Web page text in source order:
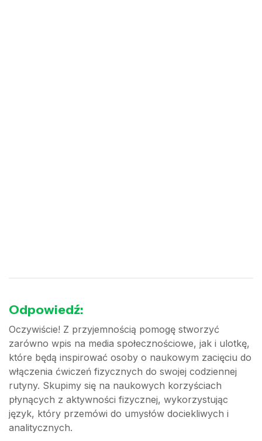
Odpowiedź:
Oczywiście! Z przyjemnością pomogę stworzyć
zarówno wpis na media społecznościowe, jak i ulotkę,
które będą inspirować osoby o naukowym zacięciu do
włączenia ćwiczeń fizycznych do swojej codziennej
rutyny. Skupimy się na naukowych korzyściach
płynących z aktywności fizycznej, wykorzystując
język, który przemówi do umysłów dociekliwych i
analitycznych.